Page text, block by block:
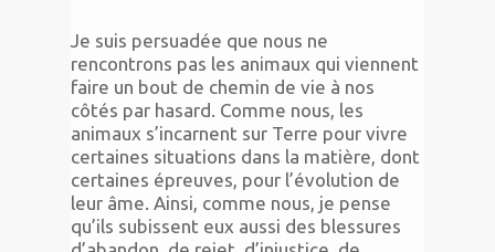
Je suis persuadée que nous ne
rencontrons pas les animaux qui viennent
faire un bout de chemin de vie à nos
côtés par hasard. Comme nous, les
animaux s’incarnent sur Terre pour vivre
certaines situations dans la matière, dont
certaines épreuves, pour l’évolution de
leur âme. Ainsi, comme nous, je pense
qu’ils subissent eux aussi des blessures